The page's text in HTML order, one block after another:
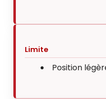
Limite
Position